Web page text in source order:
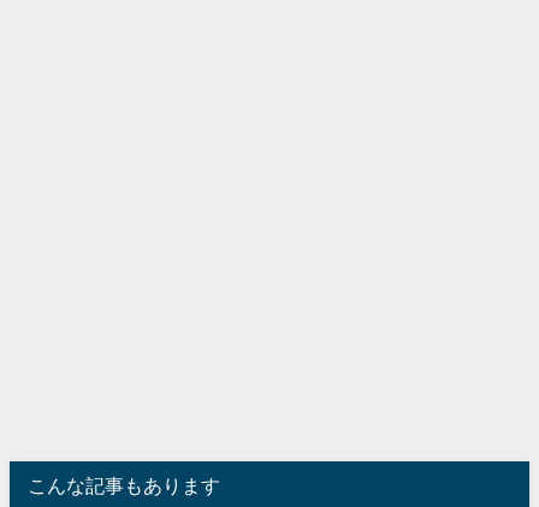
こんな記事もあります